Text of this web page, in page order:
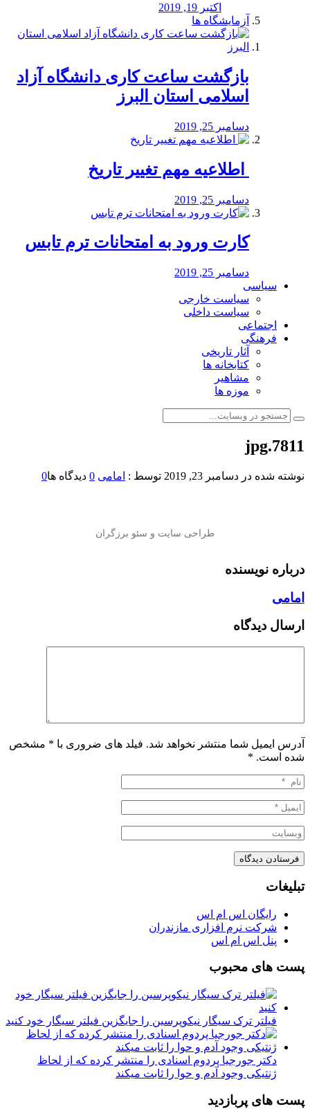
اکتبر 19, 2019
آزمایشگاه ها
بازگشت ساعت کاری دانشگاه آزاد
اسلامی استان البرز
دسامبر 25, 2019
️ اطلاعیه مهم تغییر تاریخ
دسامبر 25, 2019
کارت ورود به امتحانات ترم تابس
دسامبر 25, 2019
سیاسی
سیاست خارجی
سیاست داخلی
اجتماعی
فرهنگی
آثار تاریخی
کتابخانه ها
مشاهیر
موزه ها
7811.jpg
نوشته شده در دسامبر 23, 2019 توسط : امامی 0 دیدگاه ها0
درباره نویسنده
امامی
ارسال دیدگاه
آدرس ایمیل شما منتشر نخواهد شد. فیلد های ضروری با * مشخص
شده است. *
تبلیغات
رایگان اس ام اس
شرکت نرم افزاری مازندران
پنل اس ام اس
پست های محبوب
فیلتر ترک سیگار نیکوپرسین را جایگزین فیلتر سیگار خود کنید
دکتر جورجیا پردوم اسنادی را منتشر کرده که از لحاظ
ژنتیکی وجود آدم و حوا را ثابت میکند
پست های پربازدید